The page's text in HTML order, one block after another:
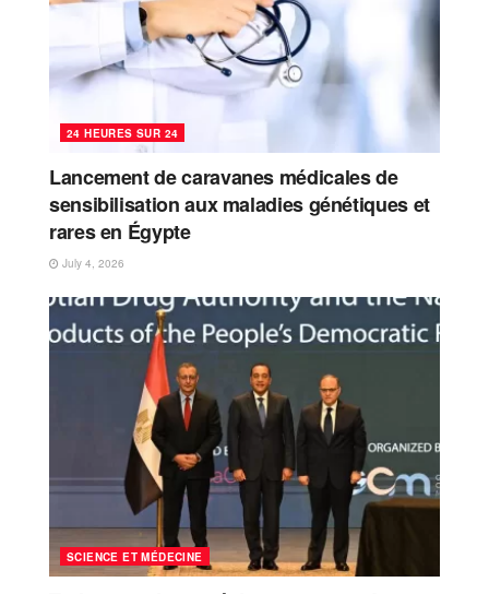
24 HEURES SUR 24
Lancement de caravanes médicales de
sensibilisation aux maladies génétiques et
rares en Égypte
July 4, 2026
SCIENCE ET MÉDECINE